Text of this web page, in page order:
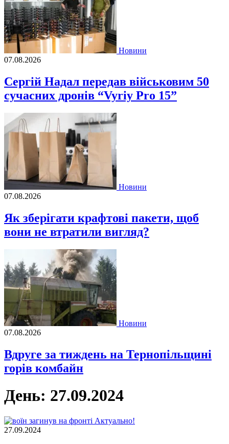
Новини
07.08.2026
Сергій Надал передав військовим 50
сучасних дронів “Vyriy Pro 15”
Новини
07.08.2026
Як зберігати крафтові пакети, щоб
вони не втратили вигляд?
Новини
07.08.2026
Вдруге за тиждень на Тернопільщині
горів комбайн
День: 27.09.2024
Актуально!
27.09.2024